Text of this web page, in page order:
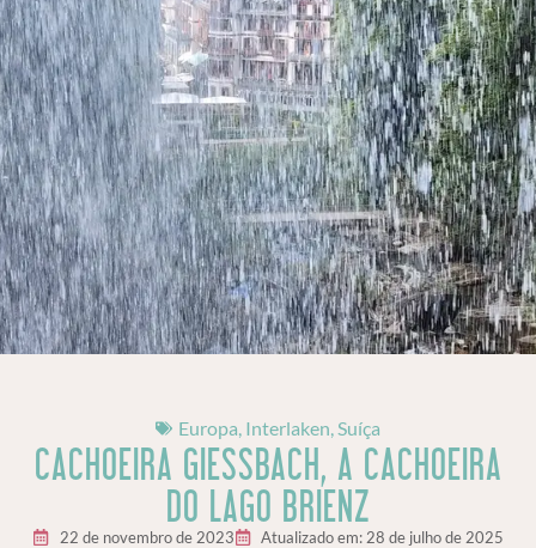
Europa Interlaken Suíça
CACHOEIRA GIESSBACH, A CACHOEIRA
DO LAGO BRIENZ
22 de novembro de 2023
Atualizado em: 28 de julho de 2025